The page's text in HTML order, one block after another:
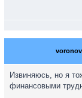
voronov
Извиняюсь, но я
финансовыми